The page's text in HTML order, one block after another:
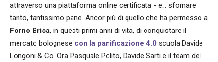
attraverso una piattaforma online certificata - e... sfornare
tanto, tantissimo pane. Ancor più di quello che ha permesso a
Forno Brisa, in questi primi anni di vita, di conquistare il
mercato bolognese con la panificazione 4.0 scuola Davide
Longoni & Co. Ora Pasquale Polito, Davide Sarti e il team del